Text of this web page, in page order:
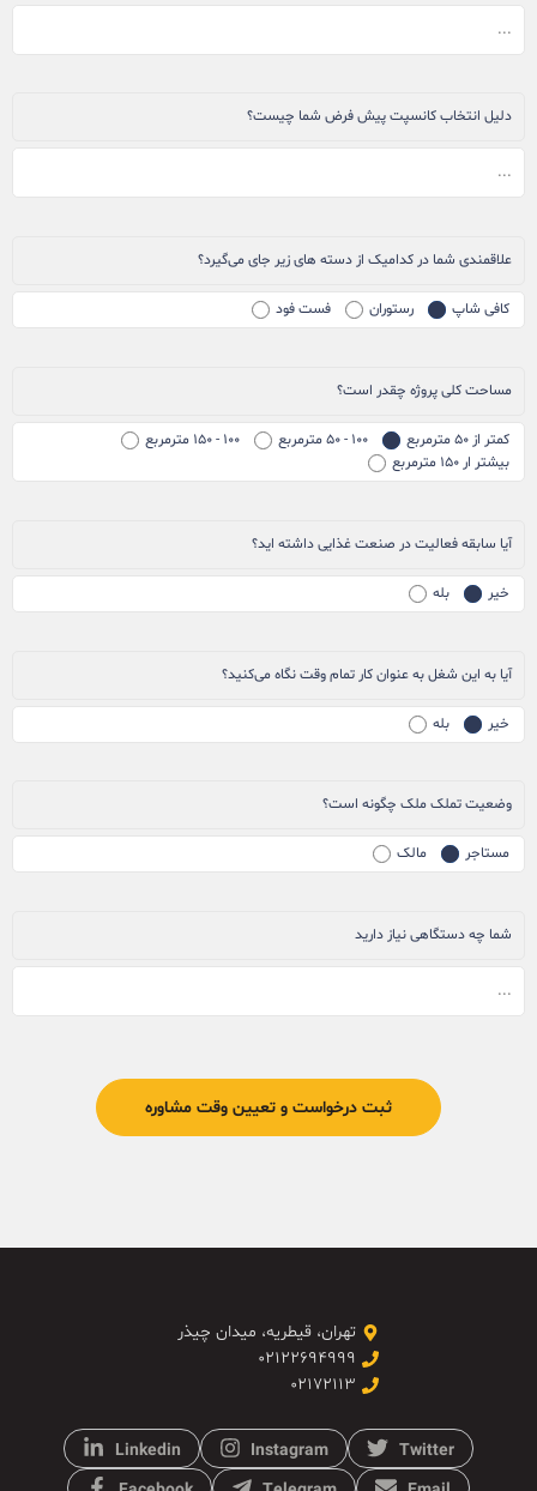
دلیل انتخاب کانسپت پیش فرض شما چیست؟
علاقمندی شما در کدامیک از دسته های زیر جای می‌گیرد؟
کافی شاپ رستوران فست فود
مساحت کلی پروژه چقدر است؟
کمتر از ۵۰ مترمربع ۱۰۰ - ۵۰ مترمربع
۱۰۰ - ۱۵۰ مترمربع
بیشتر ار ۱۵۰ مترمربع
آیا سابقه فعالیت در صنعت غذایی داشته اید؟
خیر بله
آیا به این شغل به عنوان کار تمام وقت نگاه می‌کنید؟
خیر بله
وضعیت تملک ملک چگونه است؟
مستاجر مالک
شما چه دستگاهی نیاز دارید
تهران، قیطریه، میدان چیذر
۰۲۱۲۲۶۹۴۹۹۹
۰۲۱۷۲۱۱۳
Linkedin Instagram
Twitter